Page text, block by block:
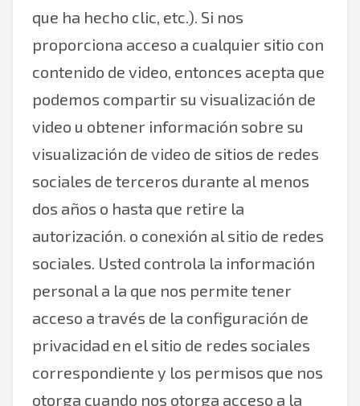
que ha hecho clic, etc.). Si nos
proporciona acceso a cualquier sitio con
contenido de video, entonces acepta que
podemos compartir su visualización de
video u obtener información sobre su
visualización de video de sitios de redes
sociales de terceros durante al menos
dos años o hasta que retire la
autorización. o conexión al sitio de redes
sociales. Usted controla la información
personal a la que nos permite tener
acceso a través de la configuración de
privacidad en el sitio de redes sociales
correspondiente y los permisos que nos
otorga cuando nos otorga acceso a la